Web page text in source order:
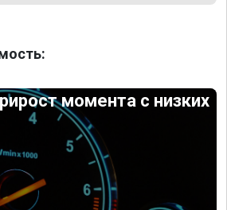
момента с низких